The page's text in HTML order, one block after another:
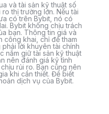
và tài sản kỹ thuật số
thị trường lớn. Nếu tài
có trên Bybit, nó có
Bybit không chịu trách
bạn. Thông tin giá và
công khai, chỉ để tham
lời khuyên tài chính
nắm giữ tài sản kỹ thuật
nên đánh giá kỹ tình
rủi ro. Bạn cũng nên
khi cần thiết. Để biết
dịch vụ của Bybit.